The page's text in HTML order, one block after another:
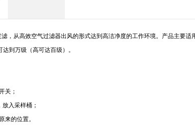
，从高效空气过滤器出风的形式达到高洁净度的工作环境。产品主要适
到万级（高可达百级）。
关；
入采样桶；
来的位置。